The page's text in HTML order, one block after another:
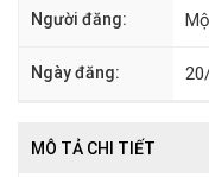
Người đăng:
Ngày đăng:
MÔ TẢ CHI TIẾT